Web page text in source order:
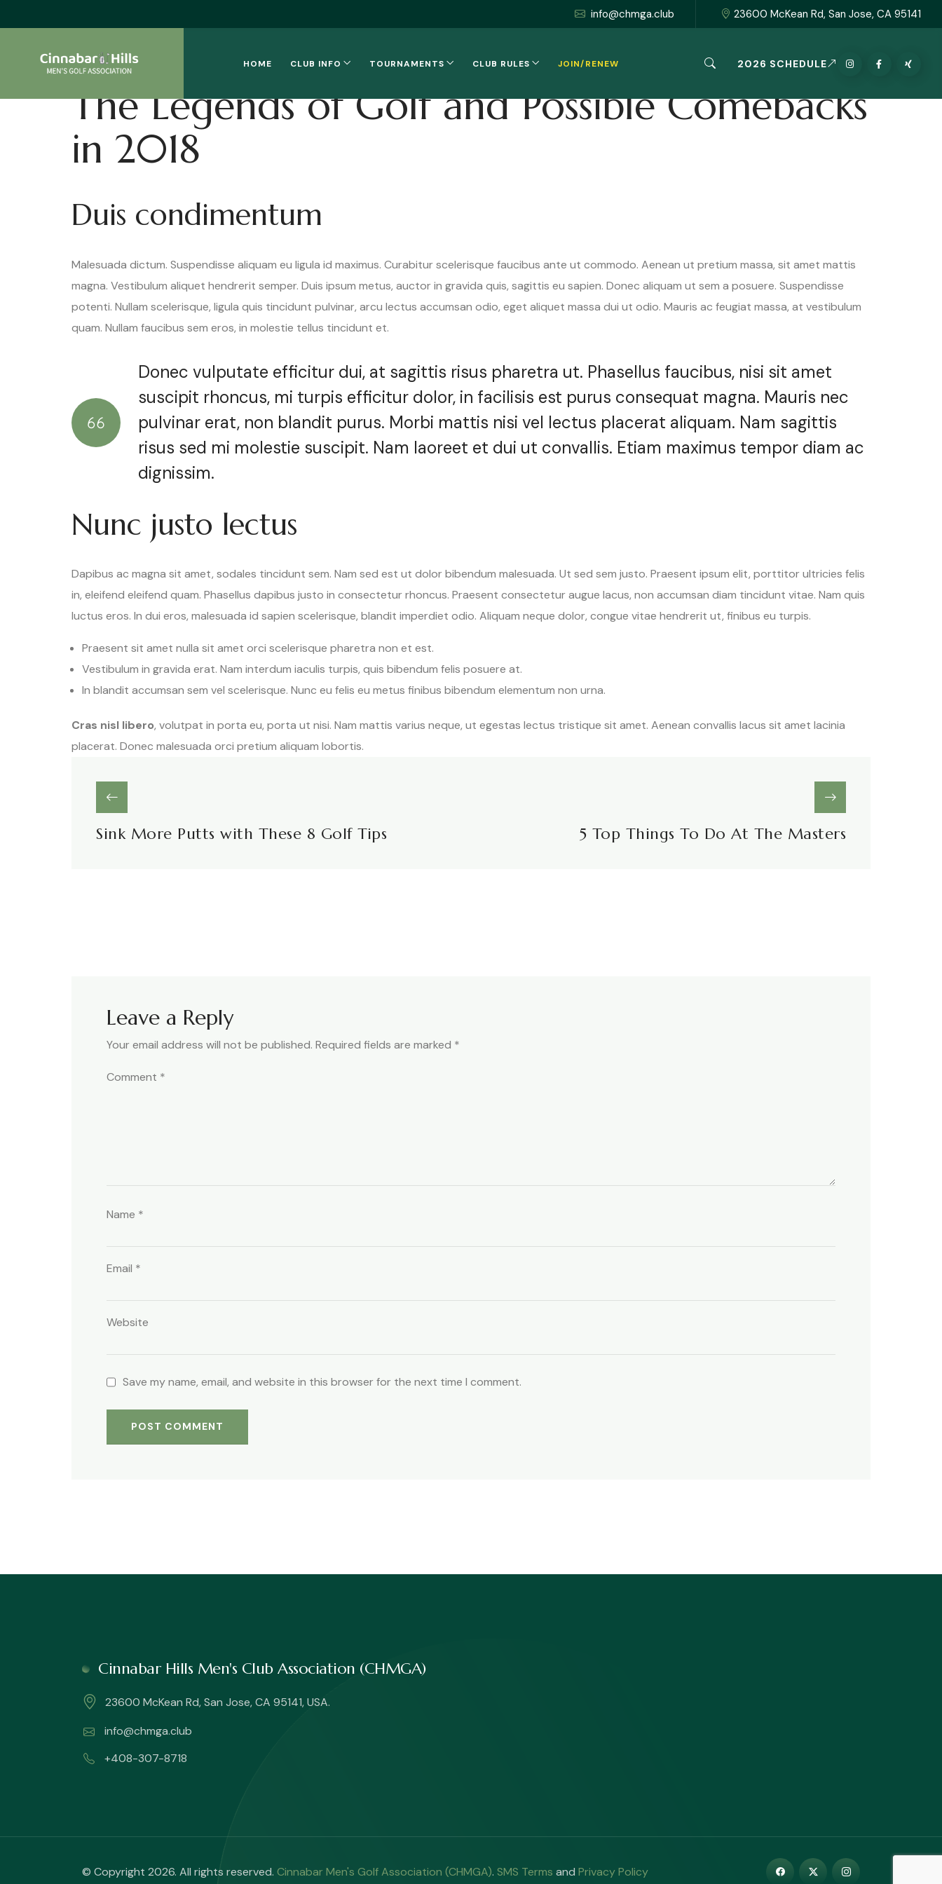
info@chmga.club 23600 McKean Rd, San Jose, CA 95141
HOME CLUB INFO TOURNAMENTS CLUB RULES JOIN/RENEW 2026 SCHEDULE
The Legends of Golf and Possible Comebacks
in 2018
Duis condimentum
Malesuada dictum. Suspendisse aliquam eu ligula id maximus. Curabitur scelerisque faucibus ante ut commodo. Aenean ut pretium massa, sit amet mattis
magna. Vestibulum aliquet hendrerit semper. Duis ipsum metus, auctor in gravida quis, sagittis eu sapien. Donec aliquam ut sem a posuere. Suspendisse
potenti. Nullam scelerisque, ligula quis tincidunt pulvinar, arcu lectus accumsan odio, eget aliquet massa dui ut odio. Mauris ac feugiat massa, at vestibulum
quam. Nullam faucibus sem eros, in molestie tellus tincidunt et.
Donec vulputate efficitur dui, at sagittis risus pharetra ut. Phasellus faucibus, nisi sit amet
suscipit rhoncus, mi turpis efficitur dolor, in facilisis est purus consequat magna. Mauris nec
pulvinar erat, non blandit purus. Morbi mattis nisi vel lectus placerat aliquam. Nam sagittis
risus sed mi molestie suscipit. Nam laoreet et dui ut convallis. Etiam maximus tempor diam ac
dignissim.
Nunc justo lectus
Dapibus ac magna sit amet, sodales tincidunt sem. Nam sed est ut dolor bibendum malesuada. Ut sed sem justo. Praesent ipsum elit, porttitor ultricies felis
in, eleifend eleifend quam. Phasellus dapibus justo in consectetur rhoncus. Praesent consectetur augue lacus, non accumsan diam tincidunt vitae. Nam quis
luctus eros. In dui eros, malesuada id sapien scelerisque, blandit imperdiet odio. Aliquam neque dolor, congue vitae hendrerit ut, finibus eu turpis.
Praesent sit amet nulla sit amet orci scelerisque pharetra non et est.
Vestibulum in gravida erat. Nam interdum iaculis turpis, quis bibendum felis posuere at.
In blandit accumsan sem vel scelerisque. Nunc eu felis eu metus finibus bibendum elementum non urna.
Cras nisl libero, volutpat in porta eu, porta ut nisi. Nam mattis varius neque, ut egestas lectus tristique sit amet. Aenean convallis lacus sit amet lacinia
placerat. Donec malesuada orci pretium aliquam lobortis.
Sink More Putts with These 8 Golf Tips 5 Top Things To Do At The Masters
Leave a Reply
Your email address will not be published. Required fields are marked *
Comment *
Name *
Email *
Website
Save my name, email, and website in this browser for the next time I comment.
Cinnabar Hills Men's Club Association (CHMGA)
23600 McKean Rd, San Jose, CA 95141, USA.
info@chmga.club
+408-307-8718
© Copyright 2026. All rights reserved. Cinnabar Men's Golf Association (CHMGA). SMS Terms and Privacy Policy